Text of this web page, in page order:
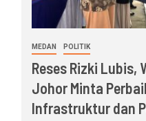
MEDAN POLITIK
Reses Rizki Lubis,
Johor Minta
Infrastruktur dan